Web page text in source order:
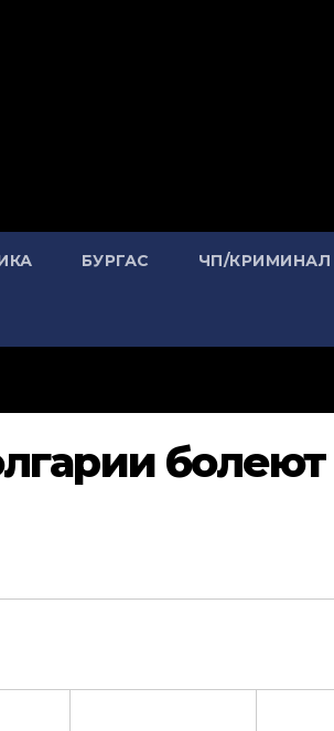
БУРГАС ЧП/КРИМИНАЛ
болеют